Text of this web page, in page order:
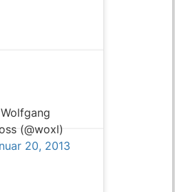
(@woxl)
20, 2013